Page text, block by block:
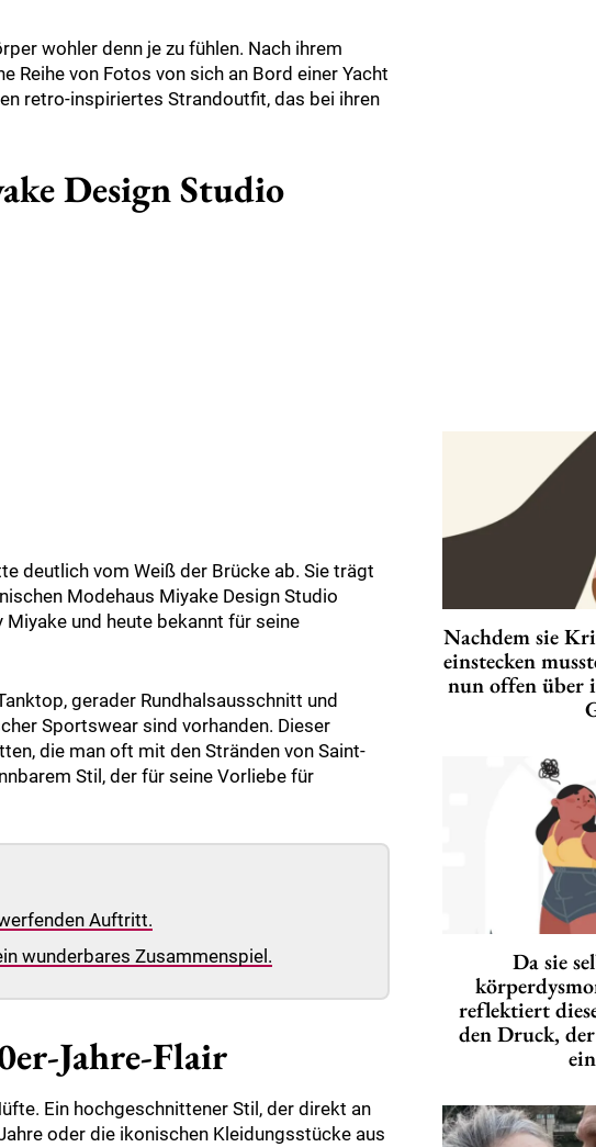
wohler denn je zu fühlen. Nach ihrem
von Fotos von sich an Bord einer Yacht
retro-inspiriertes Strandoutfit, das bei ihren
Design Studio
deutlich vom Weiß der Brücke ab. Sie trägt
Modehaus Miyake Design Studio
und heute bekannt für seine
gerader Rundhalsausschnitt und
Sportswear sind vorhanden. Dieser
die man oft mit den Stränden von Saint-
Stil, der für seine Vorliebe für
Auftritt.
wunderbares Zusammenspiel.
Jahre-Flair
Ein hochgeschnittener Stil, der direkt an
oder die ikonischen Kleidungsstücke aus
Nachdem sie
einstecken
nun offen über
Da sie
reflektiert
den Druck,